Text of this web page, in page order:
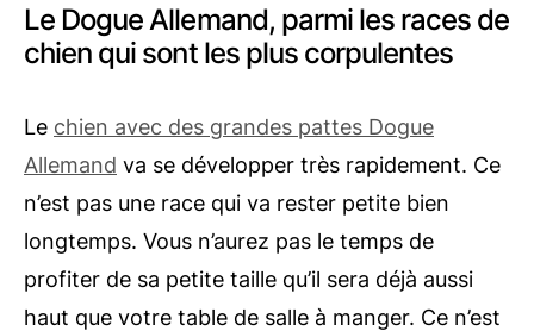
Le Dogue Allemand, parmi les races de
chien qui sont les plus corpulentes
Le chien avec des grandes pattes Dogue
Allemand va se développer très rapidement. Ce
n’est pas une race qui va rester petite bien
longtemps. Vous n’aurez pas le temps de
profiter de sa petite taille qu’il sera déjà aussi
haut que votre table de salle à manger. Ce n’est